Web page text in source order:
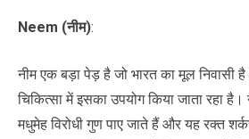
Neem (नीम):
नीम एक बड़ा पेड़ है जो भारत का मूल निवासी
चिकित्सा में इसका उपयोग किया जाता रहा है।
मधुमेह विरोधी गुण पाए जाते हैं और यह रक्त